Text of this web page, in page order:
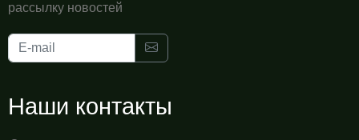
рассылку новостей
Наши контакты